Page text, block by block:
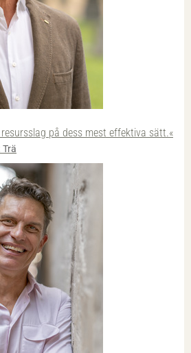
på dess mest effektiva sätt.«
Trä